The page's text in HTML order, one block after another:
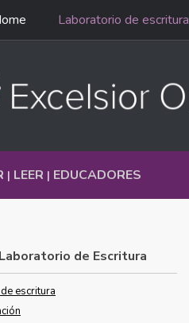
Laboratorio de escritura
| LEER | EDUCADORES
de Escritura
escritura